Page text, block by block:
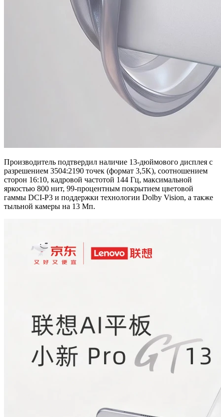
Производитель подтвердил наличие 13-дюймового дисплея с
разрешением 3504:2190 точек (формат 3,5K), соотношением
сторон 16:10, кадровой частотой 144 Гц, максимальной
яркостью 800 нит, 99-процентным покрытием цветовой
гаммы DCI-P3 и поддержки технологии Dolby Vision, а также
тыльной камеры на 13 Мп.